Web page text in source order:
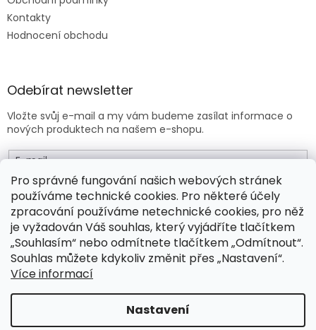
Pro správné fungování našich webových stránek
používáme technické cookies. Pro některé účely
zpracování používáme netechnické cookies, pro něž
je vyžadován Váš souhlas, který vyjádříte tlačítkem
„Souhlasím“ nebo odmítnete tlačítkem „Odmítnout“.
Souhlas můžete kdykoliv změnit přes „Nastavení“.
Více informací
Nastavení
Kontakty
Hodnocení obchodu
Odebírat newsletter
Vložte svůj e-mail a my vám budeme zasílat informace o
nových produktech na našem e-shopu.
E-mail
Vložením e-mailu souhlasíte sobchodními podmínkami .
PŘIHLÁSIT SE